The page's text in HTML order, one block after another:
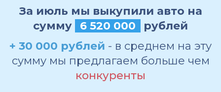
За июль мы выкупили авто на
сумму
6 520 000
рублей
+ 30 000 рублей - в среднем на эту
сумму мы предлагаем больше чем
конкуренты